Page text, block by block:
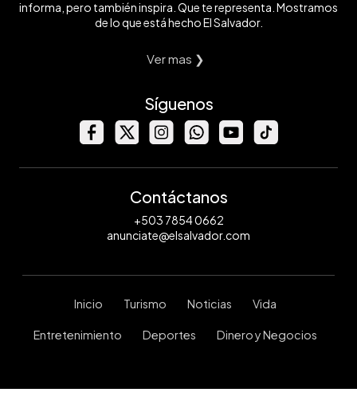
informa, pero también inspira. Que te representa. Mostramos
de lo que está hecho El Salvador.
Ver mas ❯
Síguenos
Contáctanos
+503 7854 0662
anunciate@elsalvador.com
Inicio Turismo Noticias Vida
Entretenimiento Deportes Dinero y Negocios